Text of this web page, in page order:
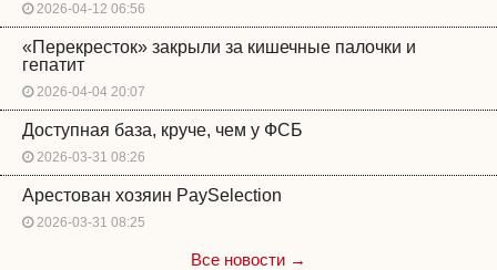
2026-04-12 06:56
«Перекресток» закрыли за кишечные палочки и
гепатит
2026-04-04 20:07
Доступная база, круче, чем у ФСБ
2026-03-31 08:26
Арестован хозяин PaySelection
2026-03-31 08:25
Все новости →